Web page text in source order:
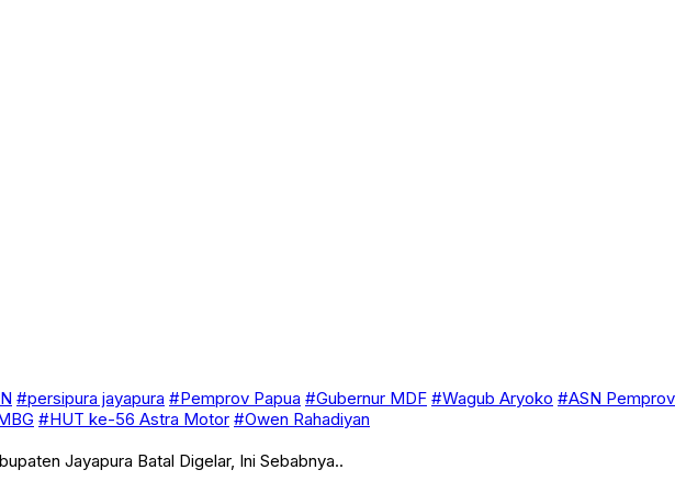
#persipura jayapura #Pemprov Papua #Gubernur MDF #Wagub Aryoko #ASN
#HUT ke-56 Astra Motor #Owen Rahadiyan
Jayapura Batal Digelar, Ini Sebabnya..